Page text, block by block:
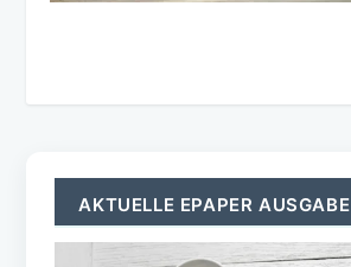
AKTUELLE EPAPER AUSGABE